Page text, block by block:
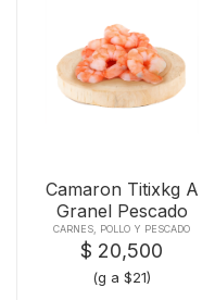
Camaron Titixkg A
Granel Pescado
CARNES, POLLO Y PESCADO
$ 20,500
(g a $21)